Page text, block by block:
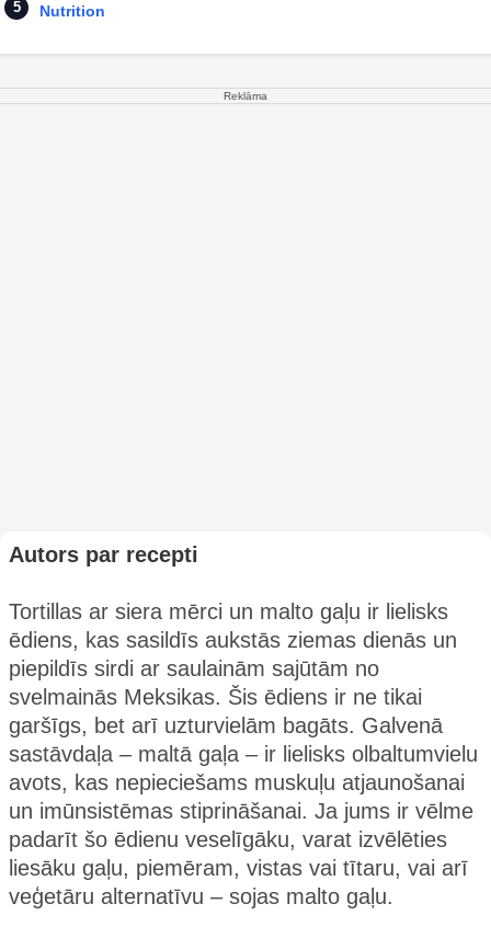
Nutrition
Reklāma
Autors par recepti
Tortillas ar siera mērci un malto gaļu ir lielisks
ēdiens, kas sasildīs aukstās ziemas dienās un
piepildīs sirdi ar saulainām sajūtām no
svelmainās Meksikas. Šis ēdiens ir ne tikai
garšīgs, bet arī uzturvielām bagāts. Galvenā
sastāvdaļa – maltā gaļa – ir lielisks olbaltumvielu
avots, kas nepieciešams muskuļu atjaunošanai
un imūnsistēmas stiprināšanai. Ja jums ir vēlme
padarīt šo ēdienu veselīgāku, varat izvēlēties
liesāku gaļu, piemēram, vistas vai tītaru, vai arī
veģetāru alternatīvu – sojas malto gaļu.